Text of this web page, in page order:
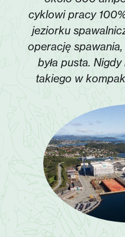
cyklowi pracy
jeziorku
operację
była pusta.
takiego w